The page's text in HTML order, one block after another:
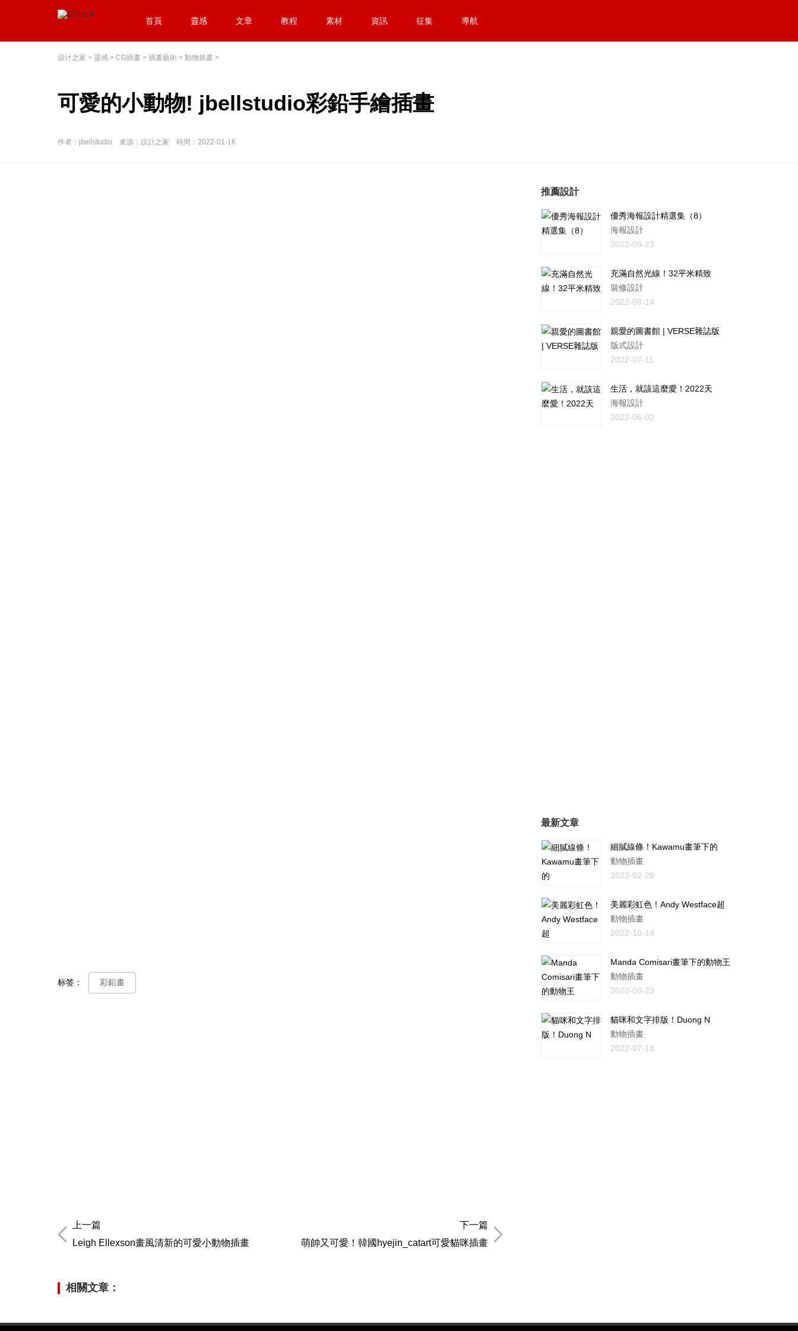
首頁 靈感 文章 教程 素材 資訊 征集 導航
设计之家 > 靈感 > CG插畫 > 插畫藝術 > 動物插畫 >
可愛的小動物! jbellstudio彩鉛手繪插畫
作者：jbellstudio 來源：設計之家 時間：2022-01-16
标签： 彩鉛畫
上一篇
Leigh Ellexson畫風清新的可愛小動物插畫
下一篇
萌帥又可愛！韓國hyejin_catart可愛貓咪插畫
相關文章：
推薦設計
優秀海報設計精選集（8）
海報設計
2022-09-23
充滿自然光線！32平米精致
裝修設計
2022-08-14
親愛的圖書館 | VERSE雜誌版
版式設計
2022-07-11
生活，就該這麼愛！2022天
海報設計
2022-06-02
最新文章
細膩線條！Kawamu畫筆下的
動物插畫
2023-02-26
美麗彩虹色！Andy Westface超
動物插畫
2022-10-14
Manda Comisari畫筆下的動物王
動物插畫
2022-09-23
貓咪和文字排版！Duong N
動物插畫
2022-07-18